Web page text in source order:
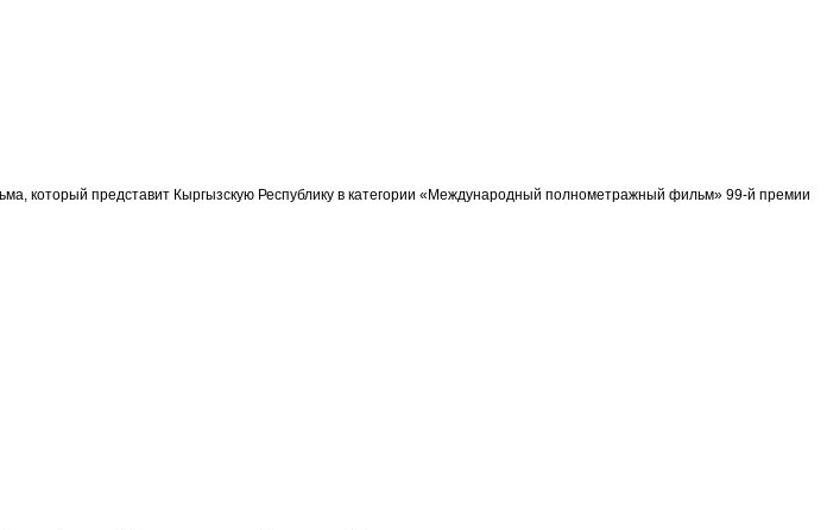
который представит Кыргызскую Республику в категории «Международный полнометражный фильм» 99-й премии